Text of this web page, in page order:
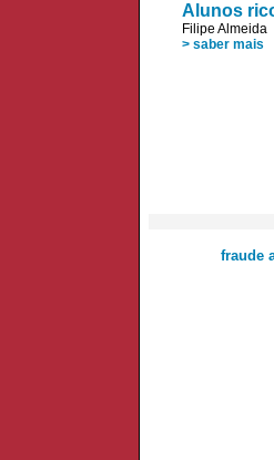
Alunos
Filipe Almeida
> saber mais
fraude